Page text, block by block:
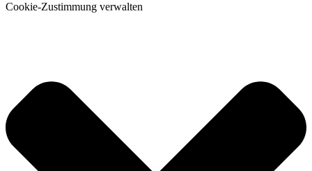
Cookie-Zustimmung verwalten